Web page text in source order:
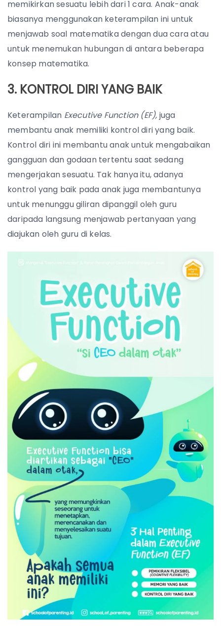
memikirkan sesuatu lebih dari 1 cara. Anak-anak
biasanya menggunakan keterampilan ini untuk
menjawab soal matematika dengan dua cara atau
untuk menemukan hubungan di antara beberapa
konsep matematika.
3. KONTROL DIRI YANG BAIK
Keterampilan Executive Function (EF), juga
membantu anak memiliki kontrol diri yang baik.
Kontrol diri ini membantu anak untuk mengabaikan
gangguan dan godaan tertentu saat sedang
mengerjakan sesuatu. Tak hanya itu, adanya
kontrol yang baik pada anak juga membantunya
untuk menunggu giliran dipanggil oleh guru
daripada langsung menjawab pertanyaan yang
diajukan oleh guru di kelas.